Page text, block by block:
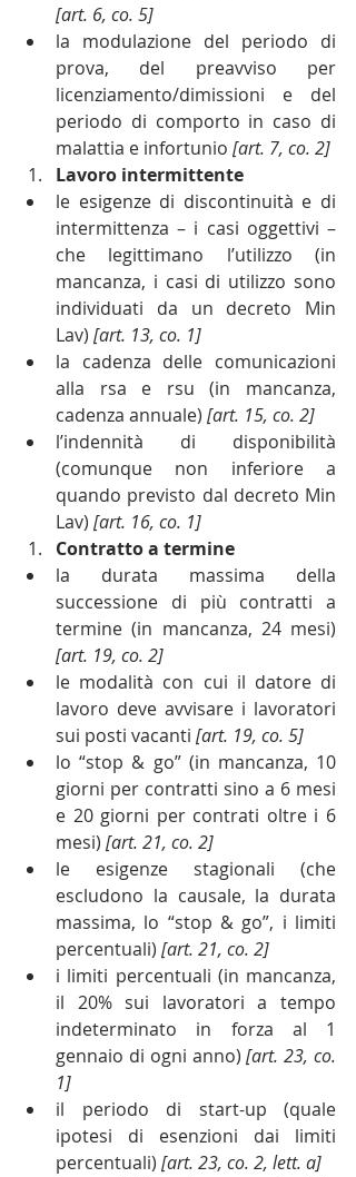
[art. 6, co. 5]
la modulazione del periodo di
prova, del preavviso per
licenziamento/dimissioni e del
periodo di comporto in caso di
malattia e infortunio [art. 7, co. 2]
Lavoro intermittente
le esigenze di discontinuità e di
intermittenza – i casi oggettivi –
che legittimano l’utilizzo (in
mancanza, i casi di utilizzo sono
individuati da un decreto Min
Lav) [art. 13, co. 1]
la cadenza delle comunicazioni
alla rsa e rsu (in mancanza,
cadenza annuale) [art. 15, co. 2]
l’indennità di disponibilità
(comunque non inferiore a
quando previsto dal decreto Min
Lav) [art. 16, co. 1]
Contratto a termine
la durata massima della
successione di più contratti a
termine (in mancanza, 24 mesi)
[art. 19, co. 2]
le modalità con cui il datore di
lavoro deve avvisare i lavoratori
sui posti vacanti [art. 19, co. 5]
lo “stop & go” (in mancanza, 10
giorni per contratti sino a 6 mesi
e 20 giorni per contrati oltre i 6
mesi) [art. 21, co. 2]
le esigenze stagionali (che
escludono la causale, la durata
massima, lo “stop & go”, i limiti
percentuali) [art. 21, co. 2]
i limiti percentuali (in mancanza,
il 20% sui lavoratori a tempo
indeterminato in forza al 1
gennaio di ogni anno) [art. 23, co.
1]
il periodo di start-up (quale
ipotesi di esenzioni dai limiti
percentuali) [art. 23, co. 2, lett. a]